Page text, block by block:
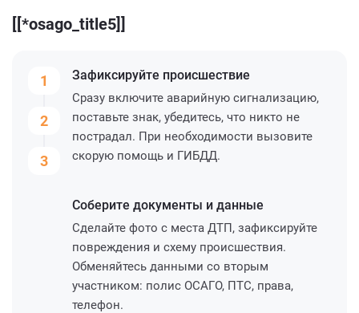
[[*osago_title5]]
1
2
3
Зафиксируйте происшествие
Сразу включите аварийную сигнализацию,
поставьте знак, убедитесь, что никто не
пострадал. При необходимости вызовите
скорую помощь и ГИБДД.
Соберите документы и данные
Сделайте фото с места ДТП, зафиксируйте
повреждения и схему происшествия.
Обменяйтесь данными со вторым
участником: полис ОСАГО, ПТС, права,
телефон.